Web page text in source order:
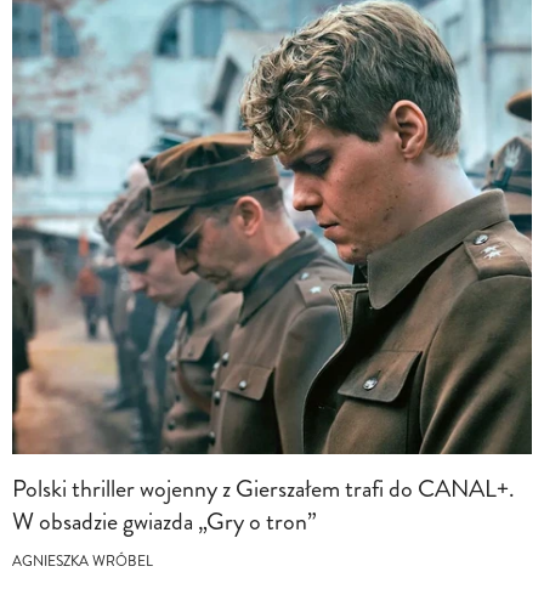
Polski thriller wojenny z Gierszałem trafi do CANAL+.
W obsadzie gwiazda „Gry o tron”
AGNIESZKA WRÓBEL